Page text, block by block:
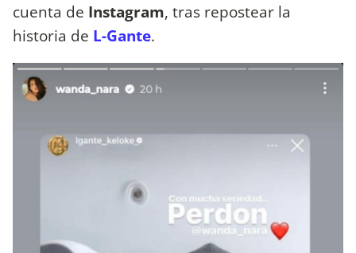
cuenta de Instagram, tras repostear la
historia de L-Gante.